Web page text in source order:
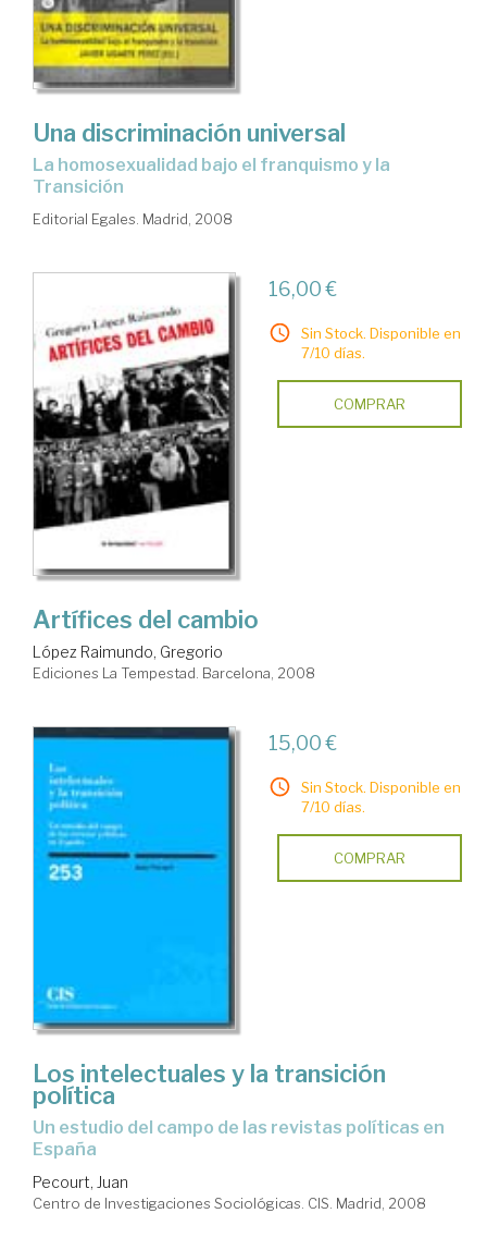
Una discriminación universal
la homosexualidad bajo el franquismo y la
Transición
Editorial Egales. Madrid, 2008
16,00 €
Sin Stock. Disponible en
7/10 días.
COMPRAR
Artífices del cambio
López Raimundo, Gregorio
Ediciones La Tempestad. Barcelona, 2008
15,00 €
Sin Stock. Disponible en
7/10 días.
COMPRAR
Los intelectuales y la transición
política
un estudio del campo de las revistas políticas en
España
Pecourt, Juan
Centro de Investigaciones Sociológicas. CIS. Madrid, 2008